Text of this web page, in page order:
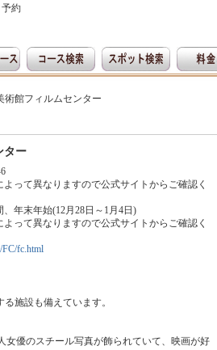
約
術館フィルムセンター
ター
って異なりますので公式サイトからご確認く
年末年始(12月28日～1月4日)
って異なりますので公式サイトからご確認く
FC/fc.html
施設も備えています。
優のスチール写真が飾られていて、映画が好